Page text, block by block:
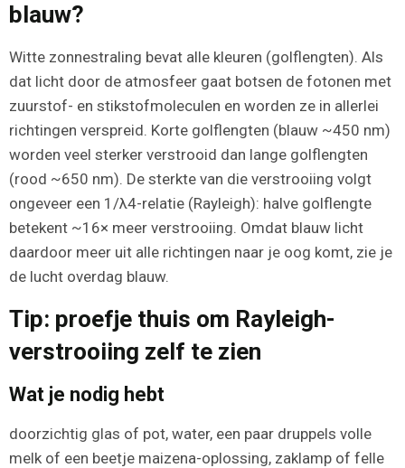
blauw?
Witte zonnestraling bevat alle kleuren (golflengten). Als
dat licht door de atmosfeer gaat botsen de fotonen met
zuurstof- en stikstofmoleculen en worden ze in allerlei
richtingen verspreid. Korte golflengten (blauw ~450 nm)
worden veel sterker verstrooid dan lange golflengten
(rood ~650 nm). De sterkte van die verstrooiing volgt
ongeveer een 1/λ4-relatie (Rayleigh): halve golflengte
betekent ~16× meer verstrooiing. Omdat blauw licht
daardoor meer uit alle richtingen naar je oog komt, zie je
de lucht overdag blauw.
Tip: proefje thuis om Rayleigh-
verstrooiing zelf te zien
Wat je nodig hebt
doorzichtig glas of pot, water, een paar druppels volle
melk of een beetje maizena-oplossing, zaklamp of felle